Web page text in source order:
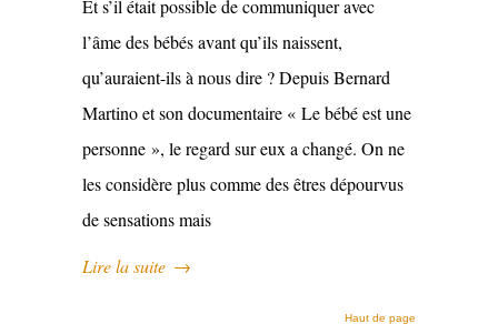
Et s’il était possible de communiquer avec
l’âme des bébés avant qu’ils naissent,
qu’auraient-ils à nous dire ? Depuis Bernard
Martino et son documentaire « Le bébé est une
personne », le regard sur eux a changé. On ne
les considère plus comme des êtres dépourvus
de sensations mais
Lire la suite →
Haut de page